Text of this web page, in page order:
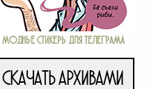
МОДНЫЕ СТИКЕРЫ ДЛЯ ТЕЛЕГРАМА
СКАЧАТЬ АРХИВАМИ